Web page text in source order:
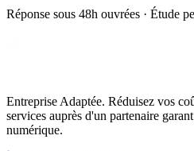
Réponse sous 48h ouvrées · Étude
Entreprise Adaptée. Réduisez vos
services auprès d'un partenaire
numérique.